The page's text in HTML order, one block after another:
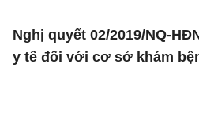
Nghị quyết 02/2019/NQ-
y tế đối với cơ sở khám